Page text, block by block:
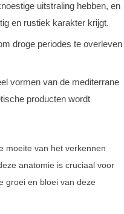
uitstraling hebben, en
en rustiek karakter krijgt.
droge periodes te overleven
vormen van de mediterrane
producten wordt
moeite van het verkennen
anatomie is cruciaal voor
groei en bloei van deze